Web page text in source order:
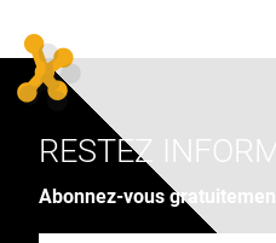
RESTEZ
Abonnez-vous